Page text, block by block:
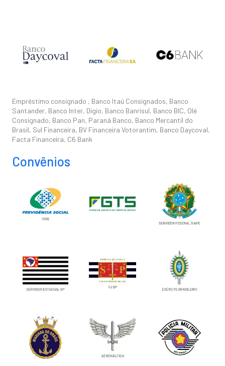
Empréstimo consignado , Banco Itaú Consignados, Banco
Santander, Banco Inter, Digio, Banco Banrisul, Banco BIC, Olé
Consignado, Banco Pan, Paraná Banco, Banco Mercantil do
Brasil, Sul Financeira, BV Financeira Votorantim, Banco Daycoval,
Facta Financeira, C6 Bank
Convênios